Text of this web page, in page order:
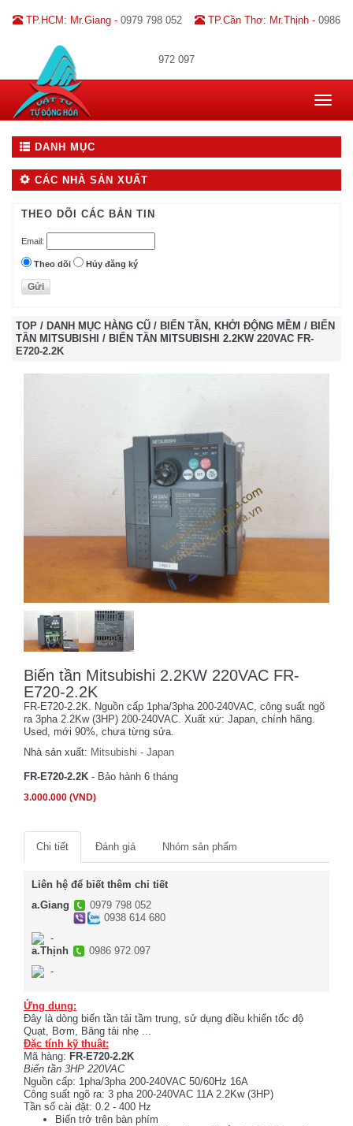
TP.HCM: Mr.Giang - 0979 798 052 TP.Cần Thơ: Mr.Thịnh - 0986
972 097
Toggle
DANH MỤC
CÁC NHÀ SẢN XUẤT
THEO DÕI CÁC BẢN TIN
Email:
Theo dõi Hủy đăng ký
TOP / DANH MỤC HÀNG CŨ / BIẾN TẦN, KHỞI ĐỘNG MỀM / BIẾN
TẦN MITSUBISHI
/ BIẾN TẦN MITSUBISHI 2.2KW 220VAC FR-
E720-2.2K
Biến tần Mitsubishi 2.2KW 220VAC FR-
E720-2.2K
FR-E720-2.2K. Nguồn cấp 1pha/3pha 200-240VAC, công suất ngõ
ra 3pha 2.2Kw (3HP) 200-240VAC. Xuất xứ: Japan, chính hãng.
Used, mới 90%, chưa từng sửa.
Nhà sản xuất: Mitsubishi - Japan
FR-E720-2.2K - Bảo hành 6 tháng
3.000.000 (VND)
Chi tiết Đánh giá Nhóm sản phẩm
Liên hệ để biết thêm chi tiết
a.Giang
0979 798 052
0938 614 680
-
a.Thịnh
0986 972 097
-
Ứng dụng:
Đây là dòng biến tần tải tầm trung, sử dụng điều khiển tốc độ
Quạt, Bơm, Băng tải nhẹ ...
Đặc tính kỹ thuật:
Mã hàng: FR-E720-2.2K
Biến tần 3HP 220VAC
Nguồn cấp: 1pha/3pha 200-240VAC 50/60Hz 16A
Công suất ngõ ra: 3 pha 200-240VAC 11A 2.2Kw (3HP)
Tần số cài đặt: 0.2 - 400 Hz
Biến trở trên bàn phím